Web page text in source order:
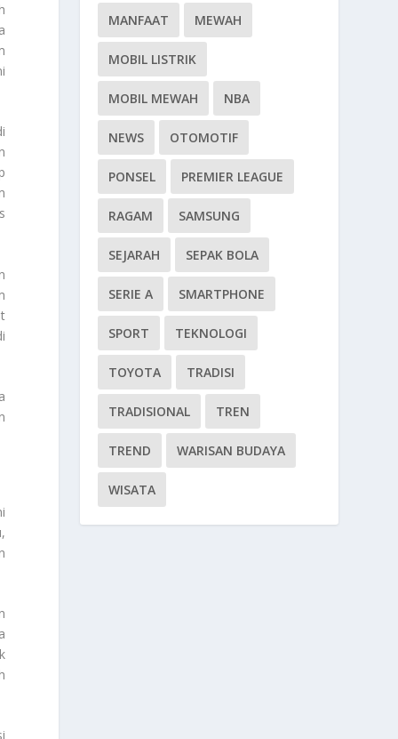
MANFAAT MEWAH
MOBIL LISTRIK
MOBIL MEWAH NBA
NEWS OTOMOTIF
PONSEL PREMIER LEAGUE
RAGAM SAMSUNG
SEJARAH SEPAK BOLA
SERIE A SMARTPHONE
SPORT TEKNOLOGI
TOYOTA TRADISI
TRADISIONAL TREN
TREND WARISAN BUDAYA
WISATA